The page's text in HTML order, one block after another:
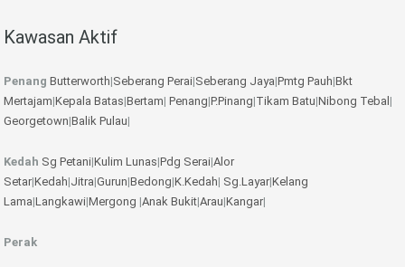
Kawasan Aktif
Penang Butterworth|Seberang Perai|Seberang Jaya|Pmtg Pauh|Bkt
Mertajam|Kepala Batas|Bertam| Penang|P.Pinang|Tikam Batu|Nibong Tebal |
Georgetown|Balik Pulau|
Kedah Sg Petani|Kulim Lunas|Pdg Serai|Alor
Setar|Kedah|Jitra|Gurun|Bedong|K.Kedah| Sg.Layar|Kelang
Lama|Langkawi|Mergong |Anak Bukit|Arau|Kangar|
Perak